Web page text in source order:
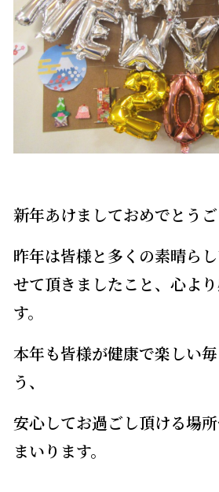
新年あけましておめでとうご
昨年は皆様と多くの素晴ら
せて頂きましたこと、心よ
す。
本年も皆様が健康で楽しい
う、
安心してお過ごし頂ける場
まいります。